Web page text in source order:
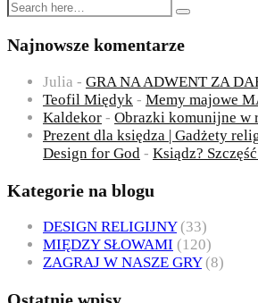
Najnowsze komentarze
Julia - GRA NA ADWENT ZA
Teofil Międyk - Memy majowe
Kaldekor - Obrazki komunijne w
Prezent dla księdza | Gadżety
Design for God - Ksiądz?
Kategorie na blogu
DESIGN RELIGIJNY(33)
MIĘDZY SŁOWAMI (120)
ZAGRAJ W NASZE GRY(8)